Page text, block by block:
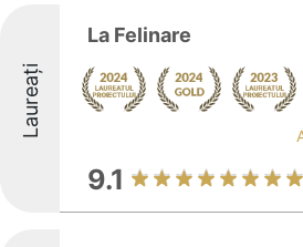
Laureați
La Felinare
9.1